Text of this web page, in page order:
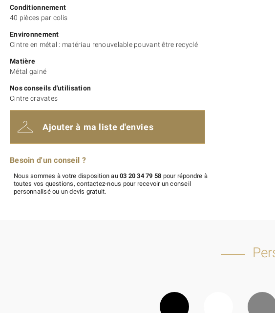
Conditionnement
40 pièces par colis
Environnement
Cintre en métal : matériau renouvelable pouvant être recyclé
Matière
Métal gainé
Nos conseils d'utilisation
Cintre cravates
Ajouter à ma liste d'envies
Besoin d'un conseil ?
Nous sommes à votre disposition au03 20 34 79 58 pour répondre à
toutes vos questions, contactez-nous pour recevoir un conseil
personnalisé ou un devis gratuit.